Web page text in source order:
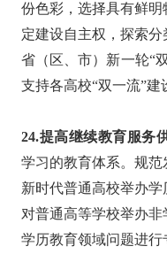
份色彩，选择具有鲜
定建设自主权，探索
省（区、市）新一轮“
支持各高校“双一流”建
24.提高继续教育服务
学习的教育体系。规
新时代普通高校举办
对普通高等学校举办
学历教育领域问题进